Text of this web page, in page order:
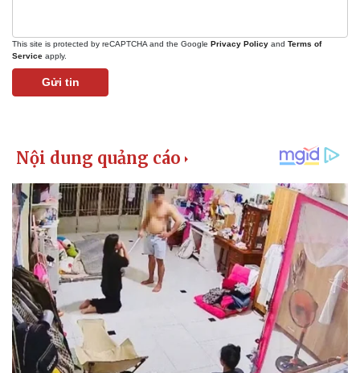
Kinh tế
Bất động sản
Khởi nghiệp
Thị trường
Giá vàng
Tiêu dùng
Tỷ giá
Chứng khoán
This site is protected by reCAPTCHA and the Google Privacy Policy and Terms of
Service apply.
Gửi tin